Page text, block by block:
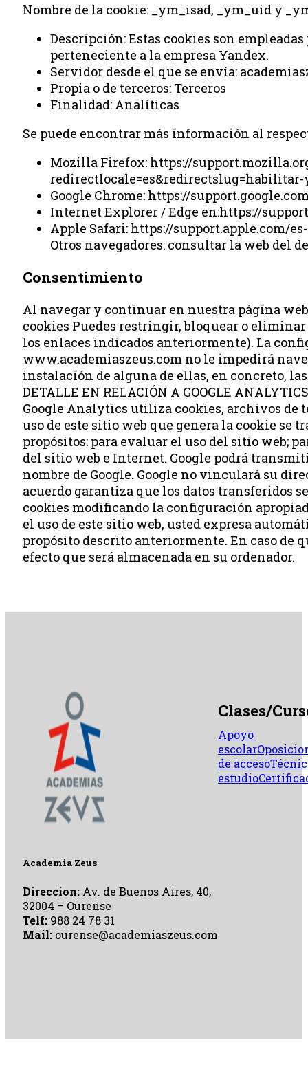
Nombre de la cookie: _ym_isad, _ym_uid y
Descripción: Estas cookies son
perteneciente a la empresa Yandex.
Servidor desde el que se envía:
Propia o de terceros: Terceros
Finalidad: Analíticas
Se puede encontrar más información al
Mozilla Firefox: https://
Google Chrome: https://
Internet Explorer / Edge en:https://
Apple Safari: https://support.apple.com/
Otros navegadores: consultar la web del
Consentimiento
Al navegar y continuar en nuestra página
cookies Puedes restringir, bloquear o
los enlaces indicados anteriormente). La
www.academiaszeus.com no le impedirá
instalación de alguna de ellas, en concreto,
DETALLE EN RELACIÓN A GOOGLE
Google Analytics utiliza cookies, archivos de
uso de este sitio web que genera la cookie se
propósitos: para evaluar el uso del sitio web;
del sitio web e Internet. Google podrá
nombre de Google. Google no vinculará su
acuerdo garantiza que los datos transferidos
cookies modificando la configuración
el uso de este sitio web, usted expresa
propósito descrito anteriormente. En caso de
efecto que será almacenada en su ordenador.
Academia Zeus
Direccion: Av. de Buenos Aires, 40,
32004 – Ourense
Telf: 988 24 78 31
Mail: ourense@academiaszeus.com
Clases/
Apoyo
escolar
de acceso
estudio